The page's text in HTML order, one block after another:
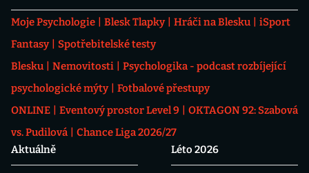
Moje Psychologie Blesk Tlapky Hráči na Blesku
iSport
Fantasy
Spotřebitelské testy
Blesku
Nemovitosti
Psychologika - podcast rozbíjející
psychologické mýty
Fotbalové přestupy
ONLINE
Eventový prostor Level 9
OKTAGON 92: Szabová
vs. Pudilová
Chance Liga 2026/27
Aktuálně
Léto 2026